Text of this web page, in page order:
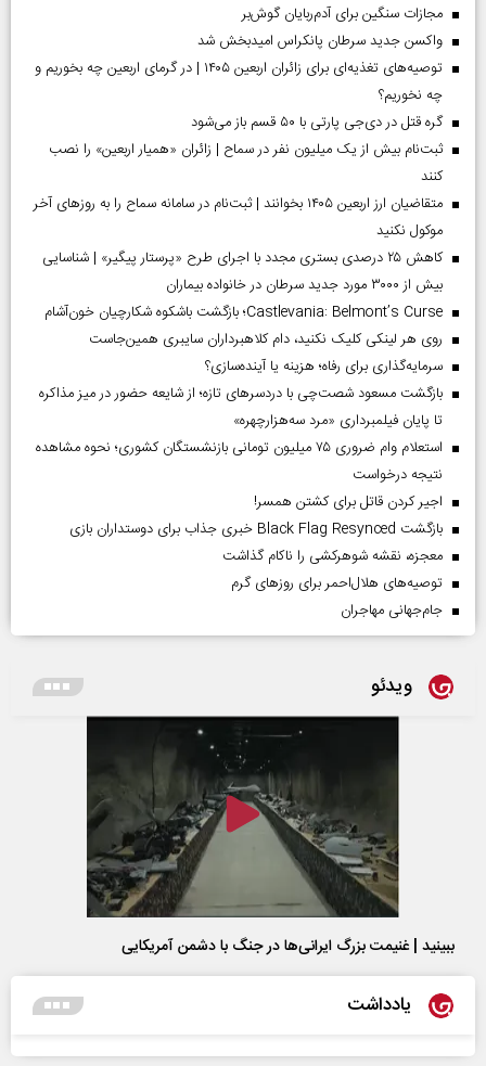
مجازات سنگین برای آدم‌ربایان گوش‌بر
واکسن جدید سرطان پانکراس امیدبخش شد
توصیه‌های تغذیه‌ای برای زائران اربعین ۱۴۰۵ | در گرمای اربعین چه بخوریم و
چه نخوریم؟
گره قتل در دی‌جی پارتی با ۵۰ قسم باز می‌شود
ثبت‌نام بیش از یک میلیون نفر در سماح | زائران «همیار اربعین» را نصب
کنند
متقاضیان ارز اربعین ۱۴۰۵ بخوانند | ثبت‌نام در سامانه سماح را به روز‌های آخر
موکول نکنید
کاهش ۲۵ درصدی بستری مجدد با اجرای طرح «پرستار پیگیر» | شناسایی
بیش از ۳۰۰۰ مورد جدید سرطان در خانواده بیماران
Castlevania: Belmont’s Curse؛ بازگشت باشکوه شکارچیان خون‌آشام
روی هر لینکی کلیک نکنید، دام کلاهبرداران سایبری همین‌جاست
سرمایه‌گذاری برای رفاه؛ هزینه یا آینده‌سازی؟
بازگشت مسعود شصت‌چی با دردسر‌های تازه؛ از شایعه حضور در میز مذاکره
تا پایان فیلمبرداری «مرد سه‌هزارچهره»
استعلام وام ضروری ۷۵ میلیون تومانی بازنشستگان کشوری؛ نحوه مشاهده
نتیجه درخواست
اجیر کردن قاتل برای کشتن همسر!
بازگشت Black Flag Resynced خبری جذاب برای دوستداران بازی
معجزه، نقشه شوهرکشی را ناکام گذاشت
توصیه‌های هلال‌احمر برای روز‌های گرم
جام‌جهانی مهاجران
ویدئو
ببینید | غنیمت بزرگ ایرانی‌ها در جنگ با دشمن آمریکایی
یادداشت